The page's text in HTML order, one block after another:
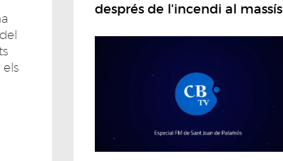
després de l'incendi al massís